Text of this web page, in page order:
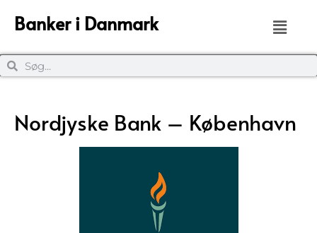
Banker i Danmark
Nordjyske Bank – København